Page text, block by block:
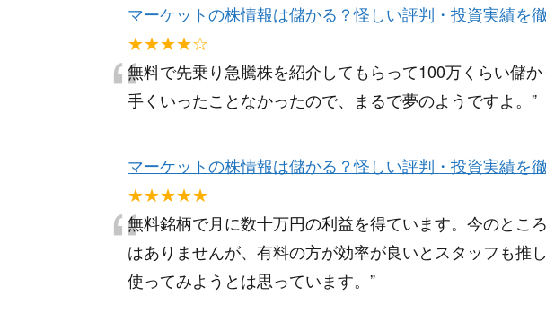
マーケットの株情報は儲かる？怪しい評判・投資実績を
★★★★☆
“無料で先乗り急騰株を紹介してもらって100万くらい儲
手くいったことなかったので、まるで夢のようですよ。 ”
マーケットの株情報は儲かる？怪しい評判・投資実績を
★★★★★
“無料銘柄で月に数十万円の利益を得ています。今のとこ
はありませんが、有料の方が効率が良いとスタッフも推
使ってみようとは思っています。 ”